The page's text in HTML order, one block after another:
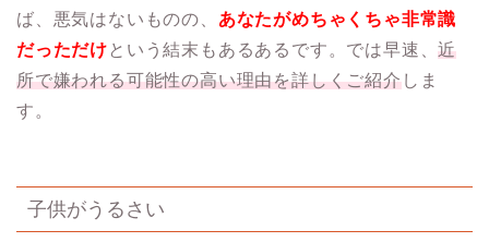
ば、悪気はないものの、 あなたがめちゃくちゃ非常識
だっただけ という結末もあるあるです。では早速、近
所で嫌われる可能性の高い理由を詳しくご紹介しま
す。
子供がうるさい